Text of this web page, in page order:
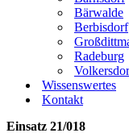
Bärwalde
Berbisdorf
Radeburg
Wissenswertes
Kontakt
Einsatz 21/018